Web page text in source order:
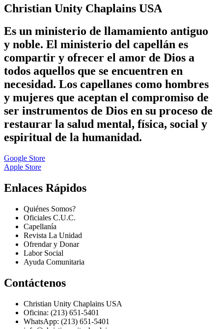
Christian Unity Chaplains USA
Es un ministerio de llamamiento antiguo
y noble. El ministerio del capellán es
compartir y ofrecer el amor de Dios a
todos aquellos que se encuentren en
necesidad. Los capellanes como hombres
y mujeres que aceptan el compromiso de
ser instrumentos de Dios en su proceso de
restaurar la salud mental, física, social y
espiritual de la humanidad.
Google Store
Apple Store
Enlaces Rápidos
Quiénes Somos?
Oficiales C.U.C.
Capellanía
Revista La Unidad
Ofrendar y Donar
Labor Social
Ayuda Comunitaria
Contáctenos
Christian Unity Chaplains USA
Oficina: (213) 651-5401
WhatsApp: (213) 651-5401